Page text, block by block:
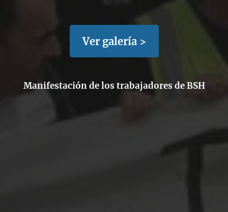
Ver galería >
Manifestación de los trabajadores de BSH